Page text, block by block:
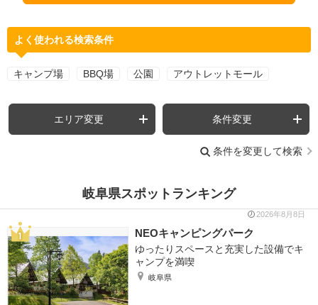
よく使われる検索条件
キャンプ場 BBQ場 公園 アウトレットモール
エリア変更 条件変更
条件を変更して検索
岐阜県スポットランキング
2026年8月8日
NEOキャンピングパーク
ゆったりスペースと充実した設備でキ
ャンプを満喫
岐阜県